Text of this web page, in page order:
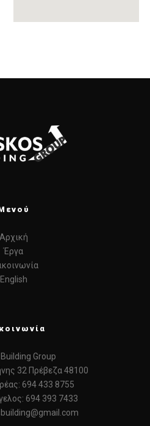
Αρχική
Έργα
English
Group
32 Πρέβεζα 48100
694 433 8755
694 393 7433